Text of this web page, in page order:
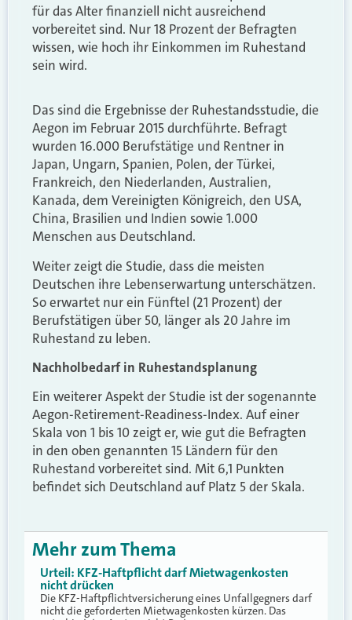
für das Alter finanziell nicht ausreichend
vorbereitet sind. Nur 18 Prozent der Befragten
wissen, wie hoch ihr Einkommen im Ruhestand
sein wird.
Das sind die Ergebnisse der Ruhestandsstudie, die
Aegon im Februar 2015 durchführte. Befragt
wurden 16.000 Berufstätige und Rentner in
Japan, Ungarn, Spanien, Polen, der Türkei,
Frankreich, den Niederlanden, Australien,
Kanada, dem Vereinigten Königreich, den USA,
China, Brasilien und Indien sowie 1.000
Menschen aus Deutschland.
Weiter zeigt die Studie, dass die meisten
Deutschen ihre Lebenserwartung unterschätzen.
So erwartet nur ein Fünftel (21 Prozent) der
Berufstätigen über 50, länger als 20 Jahre im
Ruhestand zu leben.
Nachholbedarf in Ruhestandsplanung
Ein weiterer Aspekt der Studie ist der sogenannte
Aegon-Retirement-Readiness-Index. Auf einer
Skala von 1 bis 10 zeigt er, wie gut die Befragten
in den oben genannten 15 Ländern für den
Ruhestand vorbereitet sind. Mit 6,1 Punkten
befindet sich Deutschland auf Platz 5 der Skala.
Mehr zum Thema
Urteil: KFZ-Haftpflicht darf Mietwagenkosten
nicht drücken
Die KFZ-Haftpflichtversicherung eines Unfallgegners darf
nicht die geforderten Mietwagenkosten kürzen. Das